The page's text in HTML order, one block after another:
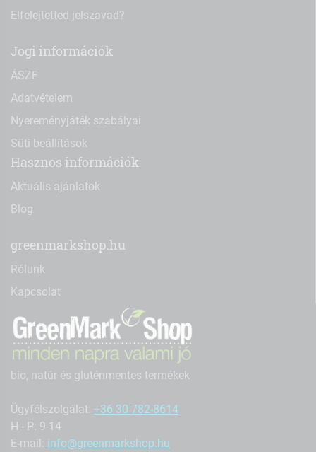
Elfelejtetted jelszavad?
Jogi információk
ÁSZF
Adatvételem
Nyereményjáték szabályai
Süti beállítások
Hasznos információk
Aktuális ajánlatok
Blog
greenmarkshop.hu
Rólunk
Kapcsolat
bio, natúr és gluténmentes termékek
Ügyfélszolgálat: +36 30 782-8614
H - P: 9-14
E-mail: info@greenmarkshop.hu